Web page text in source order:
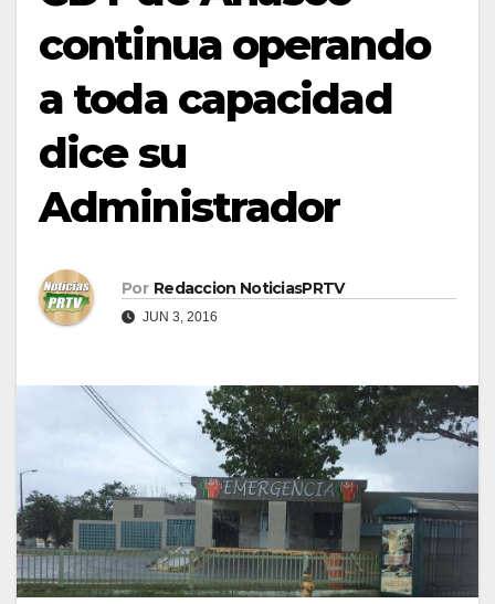
continua operando
a toda capacidad
dice su
Administrador
Por Redaccion NoticiasPRTV
JUN 3, 2016